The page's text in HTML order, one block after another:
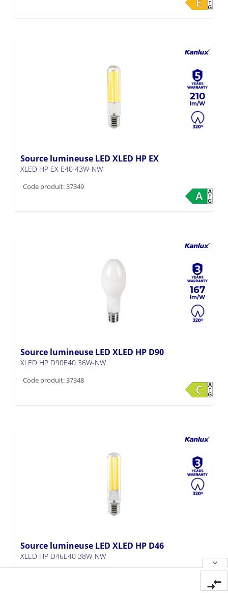
210
Source lumineuse LED XLED HP EX
XLED HP EX E40 43W-NW
Code produit: 37349
167
Source lumineuse LED XLED HP D90
XLED HP D90E40 36W-NW
Code produit: 37348
Source lumineuse LED XLED HP D46
XLED HP D46E40 38W-NW